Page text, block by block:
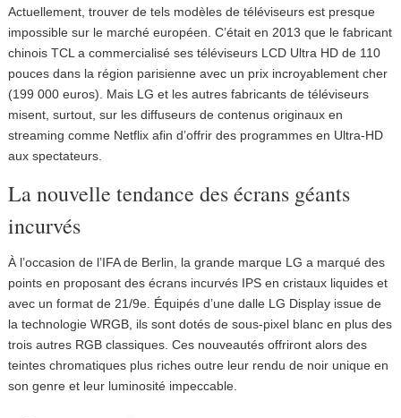
Actuellement, trouver de tels modèles de téléviseurs est presque
impossible sur le marché européen. C’était en 2013 que le fabricant
chinois TCL a commercialisé ses téléviseurs LCD Ultra HD de 110
pouces dans la région parisienne avec un prix incroyablement cher
(199 000 euros). Mais LG et les autres fabricants de téléviseurs
misent, surtout, sur les diffuseurs de contenus originaux en
streaming comme Netflix afin d’offrir des programmes en Ultra-HD
aux spectateurs.
La nouvelle tendance des écrans géants
incurvés
À l’occasion de l’IFA de Berlin, la grande marque LG a marqué des
points en proposant des écrans incurvés IPS en cristaux liquides et
avec un format de 21/9e. Équipés d’une dalle LG Display issue de
la technologie WRGB, ils sont dotés de sous-pixel blanc en plus des
trois autres RGB classiques. Ces nouveautés offriront alors des
teintes chromatiques plus riches outre leur rendu de noir unique en
son genre et leur luminosité impeccable.